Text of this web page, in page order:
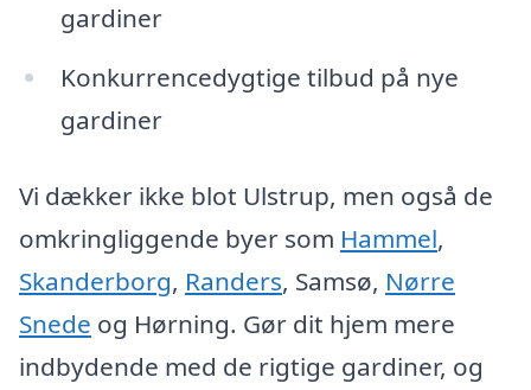
gardiner
Konkurrencedygtige tilbud på nye
gardiner
Vi dækker ikke blot Ulstrup, men også de
omkringliggende byer som Hammel,
Skanderborg, Randers, Samsø, Nørre
Snede og Hørning. Gør dit hjem mere
indbydende med de rigtige gardiner, og